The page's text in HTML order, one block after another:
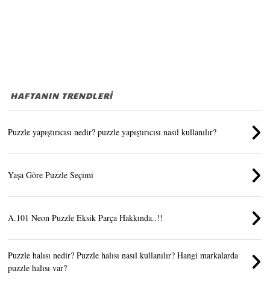
HAFTANIN TRENDLERİ
Puzzle yapıştırıcısı nedir? puzzle yapıştırıcısı nasıl kullanılır?
Yaşa Göre Puzzle Seçimi
A.101 Neon Puzzle Eksik Parça Hakkında..!!
Puzzle halısı nedir? Puzzle halısı nasıl kullanılır? Hangi markalarda
puzzle halısı var?